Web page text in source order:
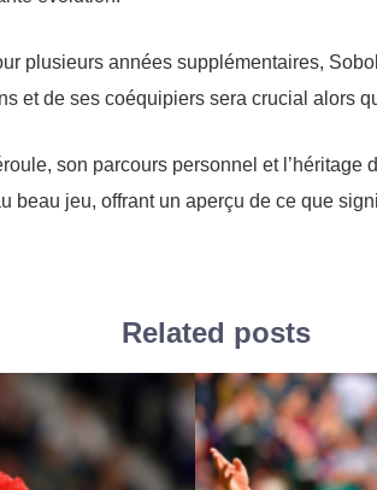
plusieurs années supplémentaires,
et de ses coéquipiers sera crucial alors
son parcours personnel et l’héritage
beau jeu, offrant un aperçu de ce que
Related posts